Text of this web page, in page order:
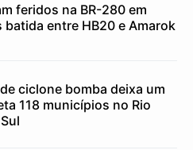
feridos na BR-280 em
batida entre HB20 e Amarok
ciclone bomba deixa um
118 municípios no Rio